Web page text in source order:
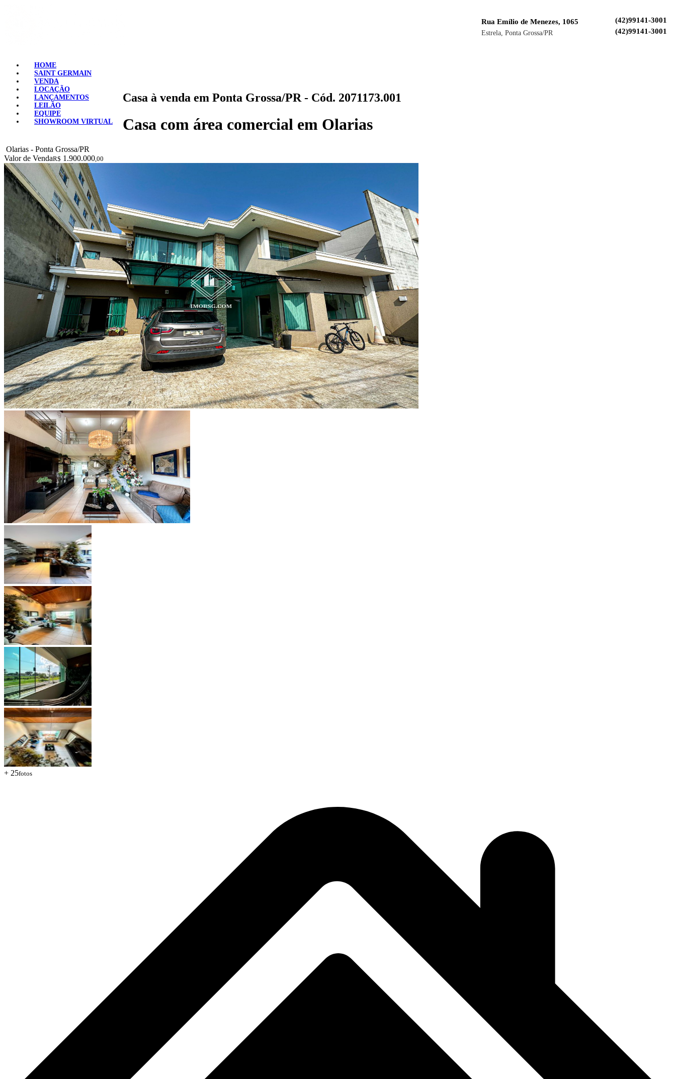
Rua Emílio de Menezes, 1065
Estrela, Ponta Grossa/PR
(42)99141-3001
(42)99141-3001
HOME
SAINT GERMAIN
VENDA
LOCAÇÃO
LANÇAMENTOS
LEILÃO
EQUIPE
SHOWROOM VIRTUAL
Casa à venda em Ponta Grossa/PR - Cód. 2071173.001
Casa com área comercial em Olarias
Olarias - Ponta Grossa/PR
Valor de VendaR$ 1.900.000 ,00
+ 25fotos